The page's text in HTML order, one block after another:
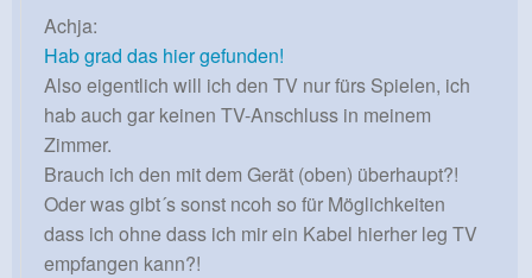
Achja:
Hab grad das hier gefunden!
Also eigentlich will ich den TV nur fürs Spielen, ich
hab auch gar keinen TV-Anschluss in meinem
Zimmer.
Brauch ich den mit dem Gerät (oben) überhaupt?!
Oder was gibt´s sonst ncoh so für Möglichkeiten
dass ich ohne dass ich mir ein Kabel hierher leg TV
empfangen kann?!